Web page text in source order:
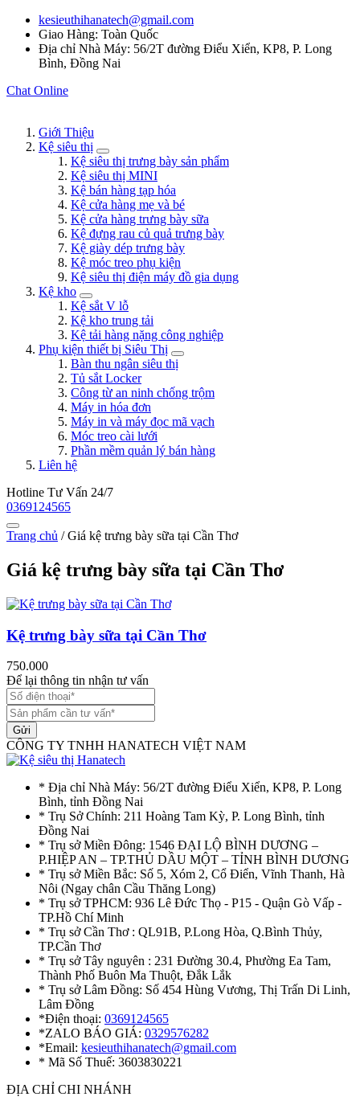
kesieuthihanatech@gmail.com
Giao Hàng: Toàn Quốc
Địa chỉ Nhà Máy: 56/2T đường Điểu Xiển, KP8, P. Long
Bình, Đồng Nai
Chat Online
Giới Thiệu
Kệ siêu thị
Kệ siêu thị trưng bày sản phẩm
Kệ siêu thị MINI
Kệ bán hàng tạp hóa
Kệ cửa hàng mẹ và bé
Kệ cửa hàng trưng bày sữa
Kệ đựng rau củ quả trưng bày
Kệ giày dép trưng bày
Kệ móc treo phụ kiện
Kệ siêu thị điện máy đồ gia dụng
Kệ kho
Kệ sắt V lỗ
Kệ kho trung tải
Kệ tải hàng nặng công nghiệp
Phụ kiện thiết bị Siêu Thị
Bàn thu ngân siêu thị
Tủ sắt Locker
Công từ an ninh chống trộm
Máy in hóa đơn
Máy in và máy đọc mã vạch
Móc treo cài lưới
Phần mềm quản lý bán hàng
Liên hệ
Hotline Tư Vấn 24/7
0369124565
Trang chủ /Giá kệ trưng bày sữa tại Cần Thơ
Giá kệ trưng bày sữa tại Cần Thơ
Kệ trưng bày sữa tại Cần Thơ
750.000
Để lại thông tin nhận tư vấn
Gửi
CÔNG TY TNHH HANATECH VIỆT NAM
* Địa chỉ Nhà Máy: 56/2T đường Điểu Xiển, KP8, P. Long
Bình, tỉnh Đồng Nai
* Trụ Sở Chính: 211 Hoàng Tam Kỳ, P. Long Bình, tỉnh
Đồng Nai
* Trụ sở Miền Đông: 1546 ĐẠI LỘ BÌNH DƯƠNG –
P.HIỆP AN – TP.THỦ DẦU MỘT – TỈNH BÌNH DƯƠNG
* Trụ sở Miền Bắc: Số 5, Xóm 2, Cổ Điển, Vĩnh Thanh, Hà
Nôi (Ngay chân Cầu Thăng Long)
* Trụ sở TPHCM: 936 Lê Đức Thọ - P15 - Quận Gò Vấp -
TP.Hồ Chí Minh
* Trụ sở Cần Thơ : QL91B, P.Long Hòa, Q.Bình Thủy,
TP.Cần Thơ
* Trụ sở Tây nguyên : 231 Đường 30.4, Phường Ea Tam,
Thành Phố Buôn Ma Thuột, Đắk Lắk
* Trụ sở Lâm Đồng: Số 454 Hùng Vương, Thị Trấn Di Linh,
Lâm Đồng
*Điện thoại: 0369124565
*ZALO BÁO GIÁ: 0329576282
*Email: kesieuthihanatech@gmail.com
* Mã Số Thuế: 3603830221
ĐỊA CHỈ CHI NHÁNH